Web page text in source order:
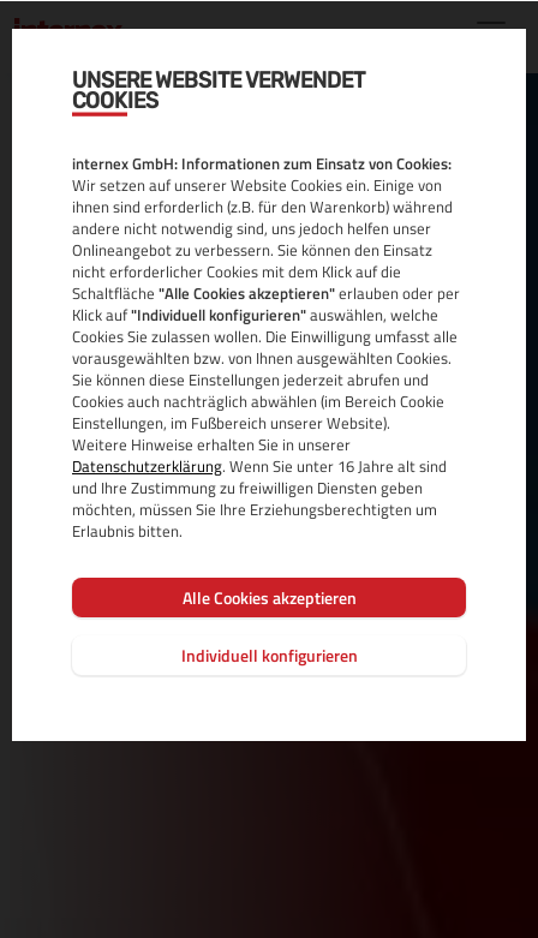
UNSERE WEBSITE VERWENDET
COOKIES
internex GmbH: Informationen zum Einsatz von Cookies:
Wir setzen auf unserer Website Cookies ein. Einige von
ihnen sind erforderlich (z.B. für den Warenkorb) während
andere nicht notwendig sind, uns jedoch helfen unser
Onlineangebot zu verbessern. Sie können den Einsatz
nicht erforderlicher Cookies mit dem Klick auf die
Schaltfläche "Alle Cookies akzeptieren"erlauben oder per
Klick auf"Individuell konfigurieren"auswählen, welche
Cookies Sie zulassen wollen. Die Einwilligung umfasst alle
vorausgewählten bzw. von Ihnen ausgewählten Cookies.
Sie können diese Einstellungen jederzeit abrufen und
Cookies auch nachträglich abwählen (im Bereich Cookie
Einstellungen, im Fußbereich unserer Website).
Weitere Hinweise erhalten Sie in unserer
Datenschutzerklärung. Wenn Sie unter 16 Jahre alt sind
und Ihre Zustimmung zu freiwilligen Diensten geben
möchten, müssen Sie Ihre Erziehungsberechtigten um
Erlaubnis bitten.
Alle Cookies akzeptieren
Individuell konfigurieren
POSTGRESQL
CLUSTER
Erleben Sie überlegene Performance mit unserem
PostgreSQL Cluster Hosting:
Sicher, skalierbar und stets verfügbar – optimiert
für Ihre geschäftskritischen Anwendungen.
MEHR